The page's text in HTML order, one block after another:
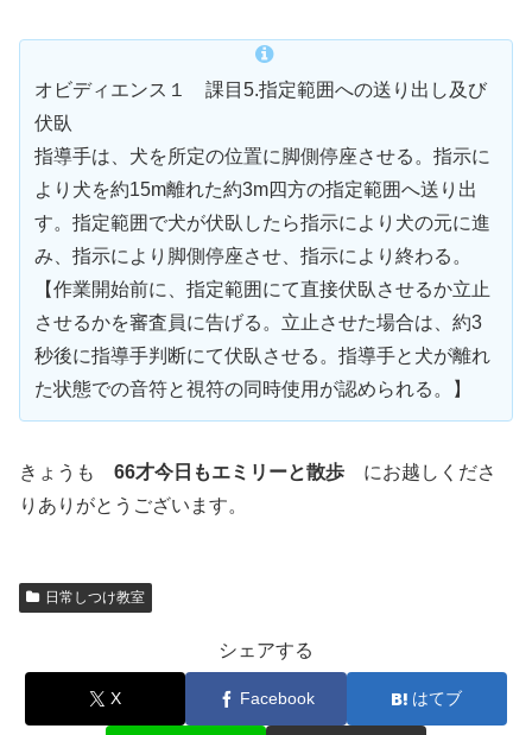
オビディエンス１ 課目5.指定範囲への送り出し及び
伏臥
指導手は、犬を所定の位置に脚側停座させる。指示に
より犬を約15m離れた約3m四方の指定範囲へ送り出
す。指定範囲で犬が伏臥したら指示により犬の元に進
み、指示により脚側停座させ、指示により終わる。
【作業開始前に、指定範囲にて直接伏臥させるか立止
させるかを審査員に告げる。立止させた場合は、約3
秒後に指導手判断にて伏臥させる。指導手と犬が離れ
た状態での音符と視符の同時使用が認められる。】
きょうも 66才今日もエミリーと散歩 にお越しくださ
りありがとうございます。
日常しつけ教室
シェアする
X Facebook はてブ